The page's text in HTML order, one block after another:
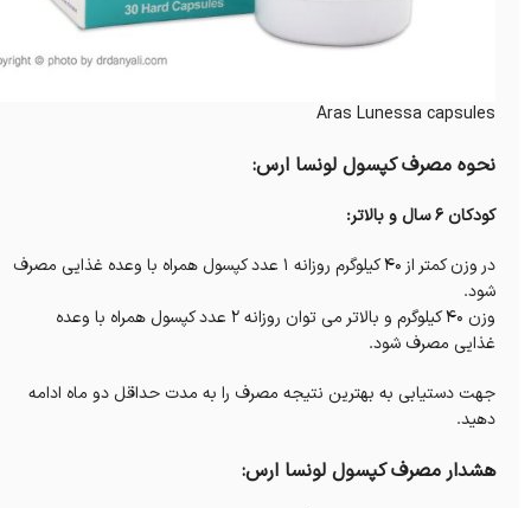
Aras Lunessa capsules
نحوه مصرف کپسول لونسا ارس:
کودکان 6 سال و بالاتر:
در وزن کمتر از 40 کیلوگرم روزانه 1 عدد کپسول همراه با وعده غذایی مصرف
شود.
وزن 40 کیلوگرم و بالاتر می توان روزانه 2 عدد کپسول همراه با وعده
غذایی مصرف شود.
جهت دستیابی به بهترین نتیجه مصرف را به مدت حداقل دو ماه ادامه
دهید.
هشدار مصرف کپسول لونسا ارس: